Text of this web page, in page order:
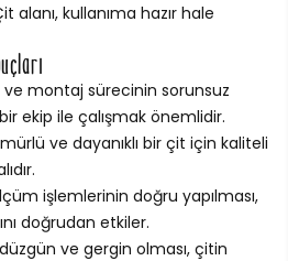
kullanıma hazır hale
montaj sürecinin sorunsuz
ekip ile çalışmak önemlidir.
ve dayanıklı bir çit için kaliteli
işlemlerinin doğru yapılması,
doğrudan etkiler.
ve gergin olması, çitin